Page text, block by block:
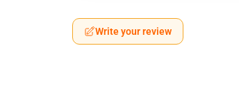
Write your review